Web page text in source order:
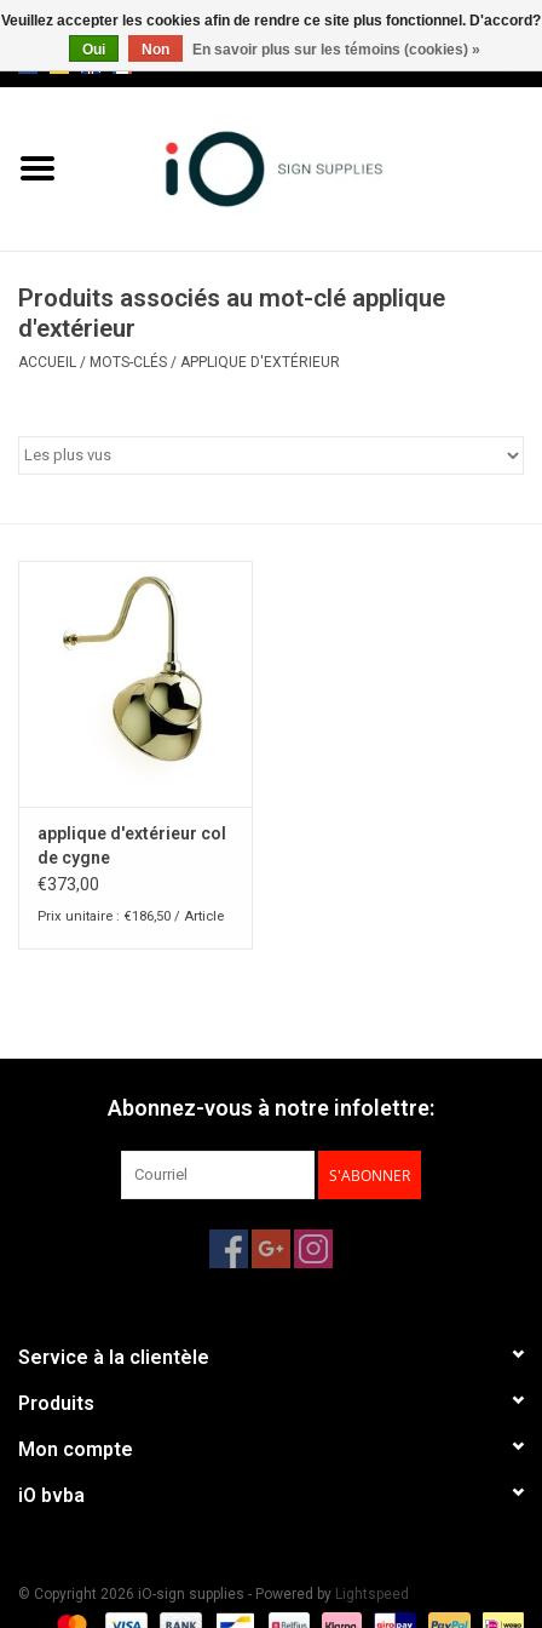
Marques
Appelez-nous au +32 3 353 67
Produits associés au mot-clé applique
d'extérieur
ACCUEIL / MOTS-CLÉS / APPLIQUE D'EXTÉRIEUR
applique d'extérieur col
de cygne
€373,00
Prix unitaire : €186,50 / Article
Abonnez-vous à notre infolettre:
S'ABONNER
Service à la clientèle
Produits
Mon compte
iO bvba
© Copyright 2026 iO-sign supplies - Powered by Lightspeed
Veuillez accepter les cookies afin de rendre ce site plus fonctionnel. D'accord?
Oui
Non En savoir plus sur les témoins (cookies) »